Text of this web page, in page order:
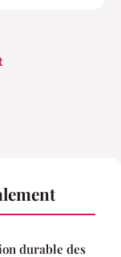
durable des